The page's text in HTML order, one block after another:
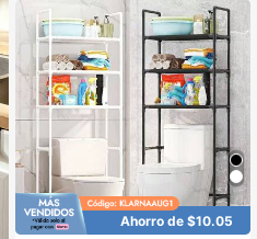
Ahorro de $10.05